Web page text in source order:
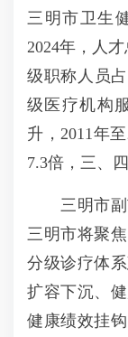
三明市卫生
2024年，人
级职称人员
级医疗机构
升，2011年
7.3倍，三、
三明市
三明市将聚
分级诊疗体
扩容下沉、
健康绩效挂